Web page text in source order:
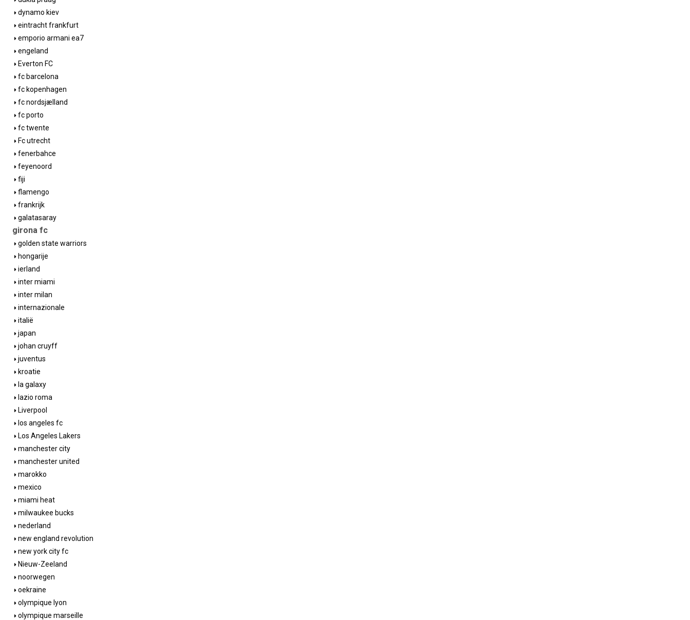
dynamo kiev
eintracht frankfurt
emporio armani ea7
engeland
Everton FC
fc barcelona
fc kopenhagen
fc nordsjælland
fc porto
fc twente
Fc utrecht
fenerbahce
feyenoord
fiji
flamengo
frankrijk
galatasaray
girona fc
golden state warriors
hongarije
ierland
inter miami
inter milan
internazionale
italië
japan
johan cruyff
juventus
kroatie
la galaxy
lazio roma
Liverpool
los angeles fc
Los Angeles Lakers
manchester city
manchester united
marokko
mexico
miami heat
milwaukee bucks
nederland
new england revolution
new york city fc
Nieuw-Zeeland
noorwegen
oekraine
olympique lyon
olympique marseille